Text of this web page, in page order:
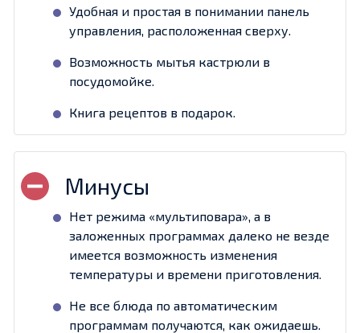
Удобная и простая в понимании панель
управления, расположенная сверху.
Возможность мытья кастрюли в
посудомойке.
Книга рецептов в подарок.
Нет режима «мультиповара», а в
заложенных программах далеко не везде
имеется возможность изменения
температуры и времени приготовления.
Не все блюда по автоматическим
программам получаются, как ожидаешь.